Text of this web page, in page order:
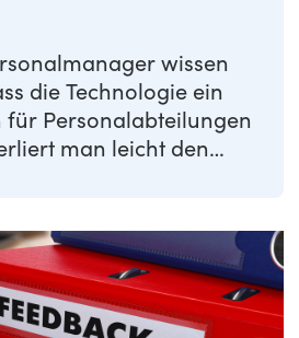
wissen
die Technologie ein
Personalabteilungen
man leicht den